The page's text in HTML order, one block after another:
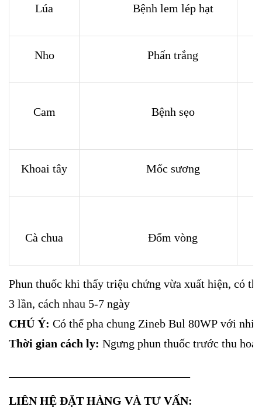
Lúa Bệnh lem lép hạt
Nho Phấn trắng
Cam Bệnh sẹo
Khoai tây Mốc sương
Cà chua Đốm vòng
Phun thuốc khi thấy triệu chứng vừa xuất hiện, có
3 lần, cách nhau 5-7 ngày
CHÚ Ý: Có thể pha chung Zineb Bul 80WP với
Thời gian cách ly: Ngưng phun thuốc trước thu
LIÊN HỆ ĐẶT HÀNG VÀ TƯ VẤN: